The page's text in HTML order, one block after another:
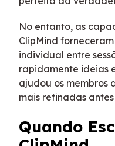
No entanto, as
ClipMind
individual entre
rapidamente ideias
ajudou os membros
mais refinadas
Quando